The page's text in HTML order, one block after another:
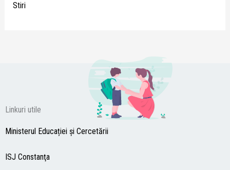
Stiri
Linkuri utile
Ministerul Educației și Cercetării
ISJ Constanţa